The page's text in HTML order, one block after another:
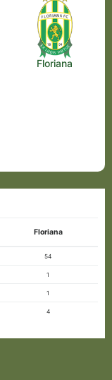
Floriana
Floriana
54
1
1
4